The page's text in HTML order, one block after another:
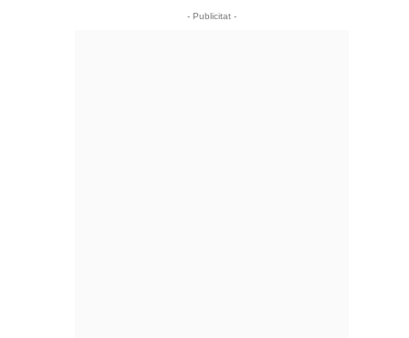
- Publicitat -